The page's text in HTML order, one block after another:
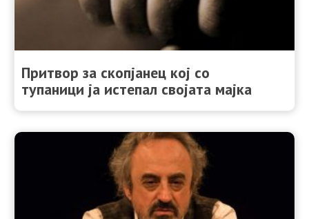
Притвор за скопјанец кој со
тупаници ја истепал својата мајка​